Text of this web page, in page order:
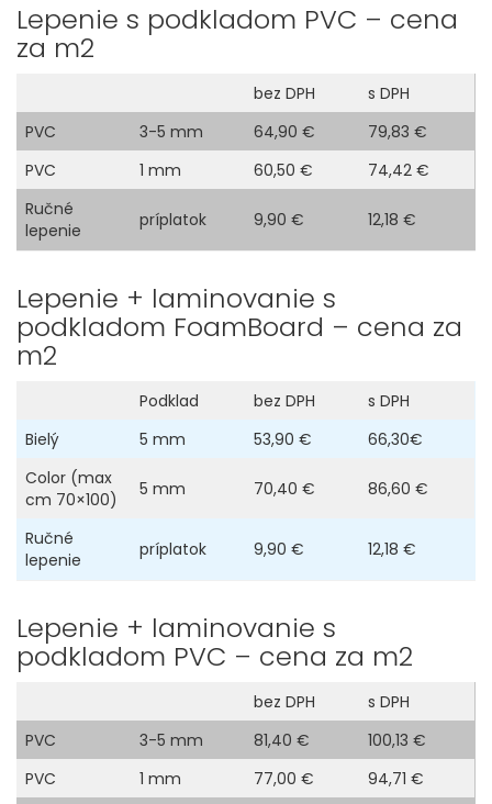
Lepenie s podkladom PVC – cena
za m2
bez DPH
s DPH
PVC
3-5 mm 64,90 €
79,83 €
PVC
1 mm 60,50 €
74,42 €
Ručné
lepenie
príplatok 9,90 € 12,18 €
Lepenie + laminovanie s
podkladom FoamBoard – cena za
m2
Podklad bez DPH
s DPH
Bielý
5 mm 53,90 €
66,30€
Color (max
cm 70×100)
5 mm 70,40 € 86,60 €
Ručné
lepenie
príplatok 9,90 € 12,18 €
Lepenie + laminovanie s
podkladom PVC – cena za m2
bez DPH
s DPH
PVC
3-5 mm 81,40 €
100,13 €
PVC
1 mm 77,00 €
94,71 €